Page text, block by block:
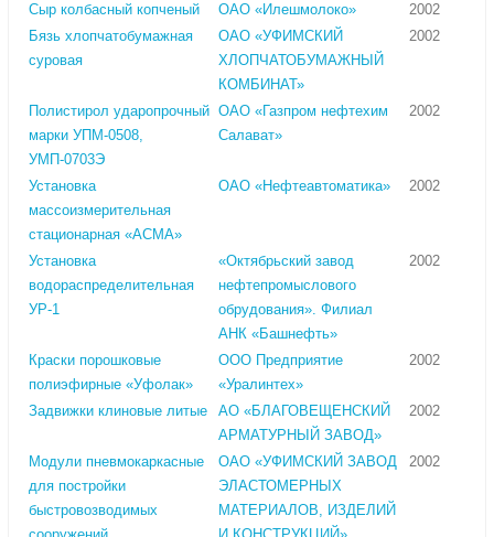
Сыр колбасный копченый ОАО «Илешмолоко»
2002
Бязь хлопчатобумажная
суровая
ОАО «УФИМСКИЙ
ХЛОПЧАТОБУМАЖНЫЙ
КОМБИНАТ»
2002
Полистирол ударопрочный
марки УПМ-0508,
УМП-0703Э
ОАО «Газпром нефтехим
Салават»
2002
Установка
массоизмерительная
стационарная «АСМА»
ОАО «Нефтеавтоматика» 2002
Установка
водораспределительная
УР-1
«Октябрьский завод
нефтепромыслового
обрудования». Филиал
АНК «Башнефть»
2002
Краски порошковые
полиэфирные «Уфолак»
ООО Предприятие
«Уралинтех»
2002
Задвижки клиновые литые
АО «БЛАГОВЕЩЕНСКИЙ
АРМАТУРНЫЙ ЗАВОД»
2002
Модули пневмокаркасные
для постройки
быстровозводимых
ОАО «УФИМСКИЙ ЗАВОД
ЭЛАСТОМЕРНЫХ
МАТЕРИАЛОВ, ИЗДЕЛИЙ
2002